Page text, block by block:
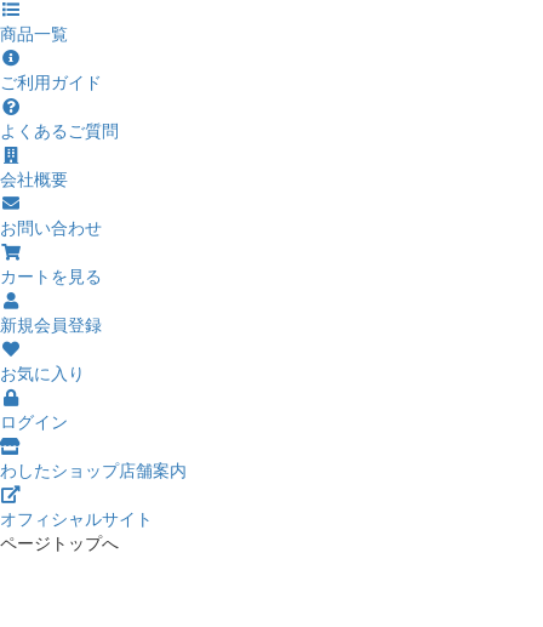
商品一覧
ご利用ガイド
よくあるご質問
会社概要
お問い合わせ
カートを見る
新規会員登録
お気に入り
ログイン
わしたショップ店舗案内
オフィシャルサイト
ページトップへ